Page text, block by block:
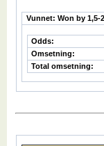
Vunnet: Won by 1,5-
Odds:
Omsetning:
Total omsetning: